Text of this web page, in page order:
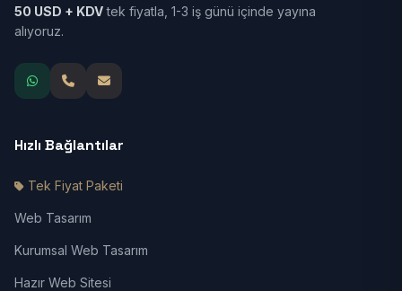
50 USD + KDVtek fiyatla, 1-3 iş günü içinde yayına
alıyoruz.
Hızlı Bağlantılar
Tek Fiyat Paketi
Web Tasarım
Kurumsal Web Tasarım
Hazır Web Sitesi